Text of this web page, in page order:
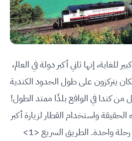
للغاية، إنها ثاني أكبر دولة في العالم،
يتركزون على طول الحدود الكندية
من كندا في الواقع بلدًا ممتد الطول!
واستخدام القطار لزيارة أكبر
عدد ممكن من المناطق في رحلة واحدة. الطريق السريع <1>